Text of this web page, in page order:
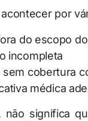
por
do escopo
incompleta
cobertura
médica
não significa